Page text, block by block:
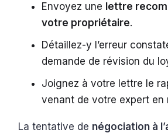
Envoyez une lettre
votre propriétaire.
Détaillez-y l’erreur
demande de révision du
Joignez à votre lettre le
venant de votre expert en
La tentative de négociation à